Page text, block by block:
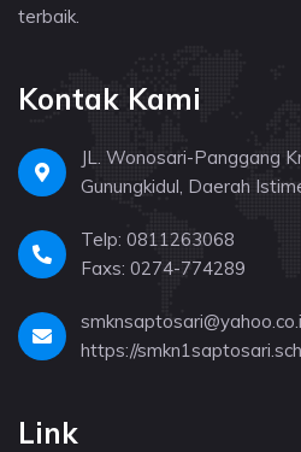
terbaik.
Kontak Kami
JL. Wonosari-Panggang
Gunungkidul, Daerah
Telp: 0811263068
Faxs: 0274-774289
https://
Link